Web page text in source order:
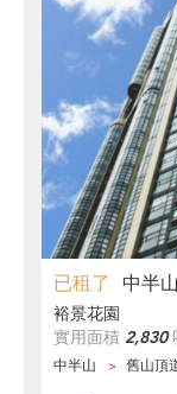
已租了 中半
裕景花園
實用面積 2,830
中半山 舊山頂